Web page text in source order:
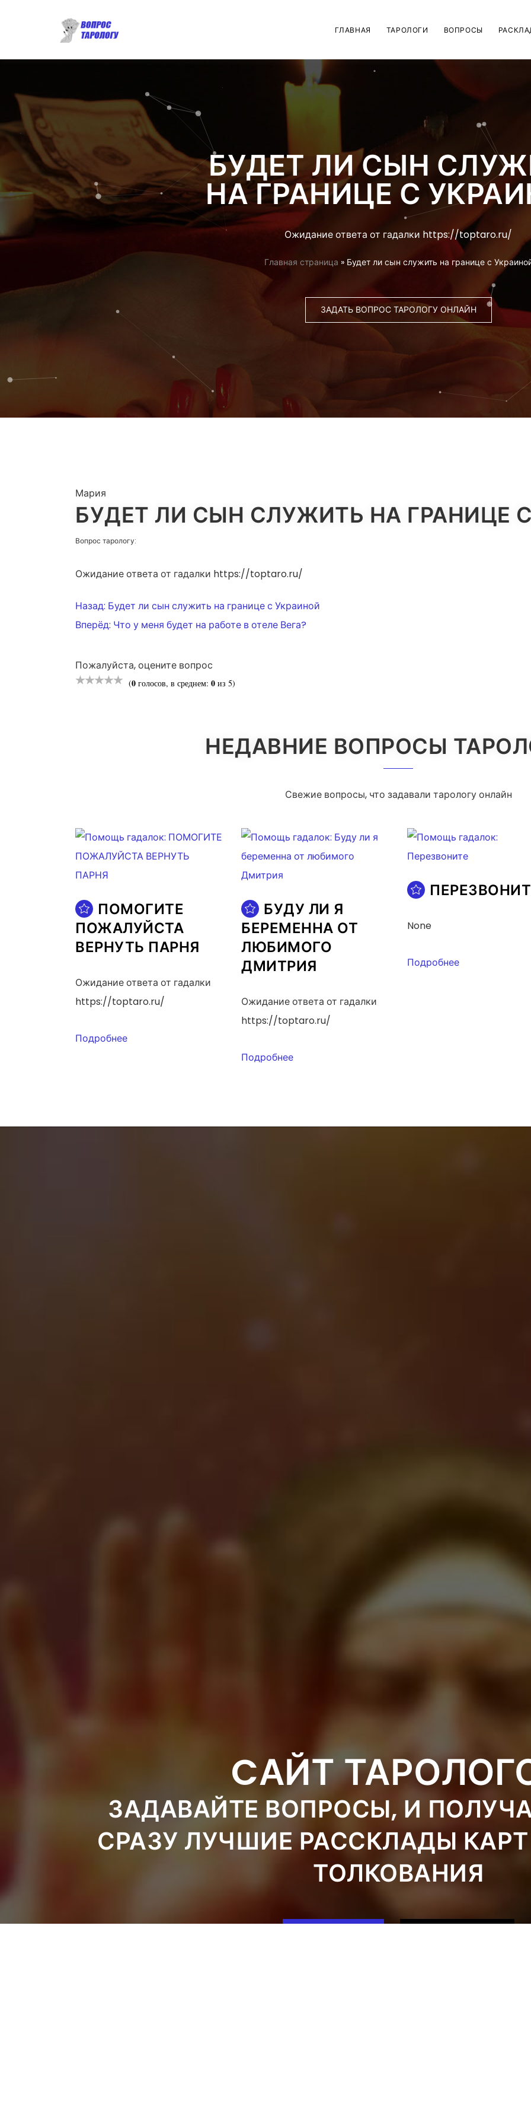
ГЛАВНАЯ ТАРОЛОГИ ВОПРОСЫ
БУДЕТ ЛИ СЫН
НА ГРАНИЦЕ С
Ожидание ответа от гадалки https://toptaro.ru/
Главная страница » Будет ли сын служить на границе с
ЗАДАТЬ ВОПРОС ТАРОЛОГУ ОНЛАЙН
Мария
БУДЕТ ЛИ СЫН СЛУЖИТЬ НА ГРАНИЦЕ
Вопрос тарологу:
Ожидание ответа от гадалки https://toptaro.ru/
НАВИГАЦИЯ
ПО
ЗАПИСЯМ
Назад: Будет ли сын служить на границе с Украиной
Вперёд: Что у меня будет на работе в отеле Вега?
Пожалуйста, оцените вопрос
(0 голосов, в среднем: 0 из 5)
НЕДАВНИЕ ВОПРОСЫ
Свежие вопросы, что задавали тарологу онлайн
ПОМОГИТЕ
ПОЖАЛУЙСТА
ВЕРНУТЬ ПАРНЯ
Ожидание ответа от гадалки
https://toptaro.ru/
Подробнее
БУДУ ЛИ Я
БЕРЕМЕННА ОТ
ЛЮБИМОГО
ДМИТРИЯ
Ожидание ответа от гадалки
https://toptaro.ru/
Подробнее
None
Подробнее
CАЙТ
ЗАДАВАЙТЕ ВОПРОСЫ, И
СРАЗУ ЛУЧШИЕ РАССКЛАДЫ
ТОЛКОВАНИЯ